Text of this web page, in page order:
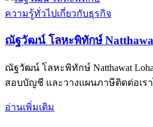
ความรู้ทั่วไปเกี่ยวกับธุรกิจ
ณัฐวัฒน์ โลหะพิทักษ์
ณัฐวัฒน์ โลหะพิทักษ์ Natthawat
สอบบัญชี และวางแผนภาษีติดต่อเรา
อ่านเพิ่มเติม